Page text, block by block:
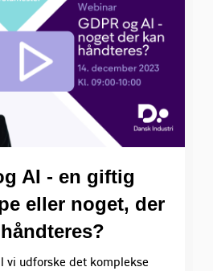
AI - en giftig
eller noget, der
vi udforske det komplekse